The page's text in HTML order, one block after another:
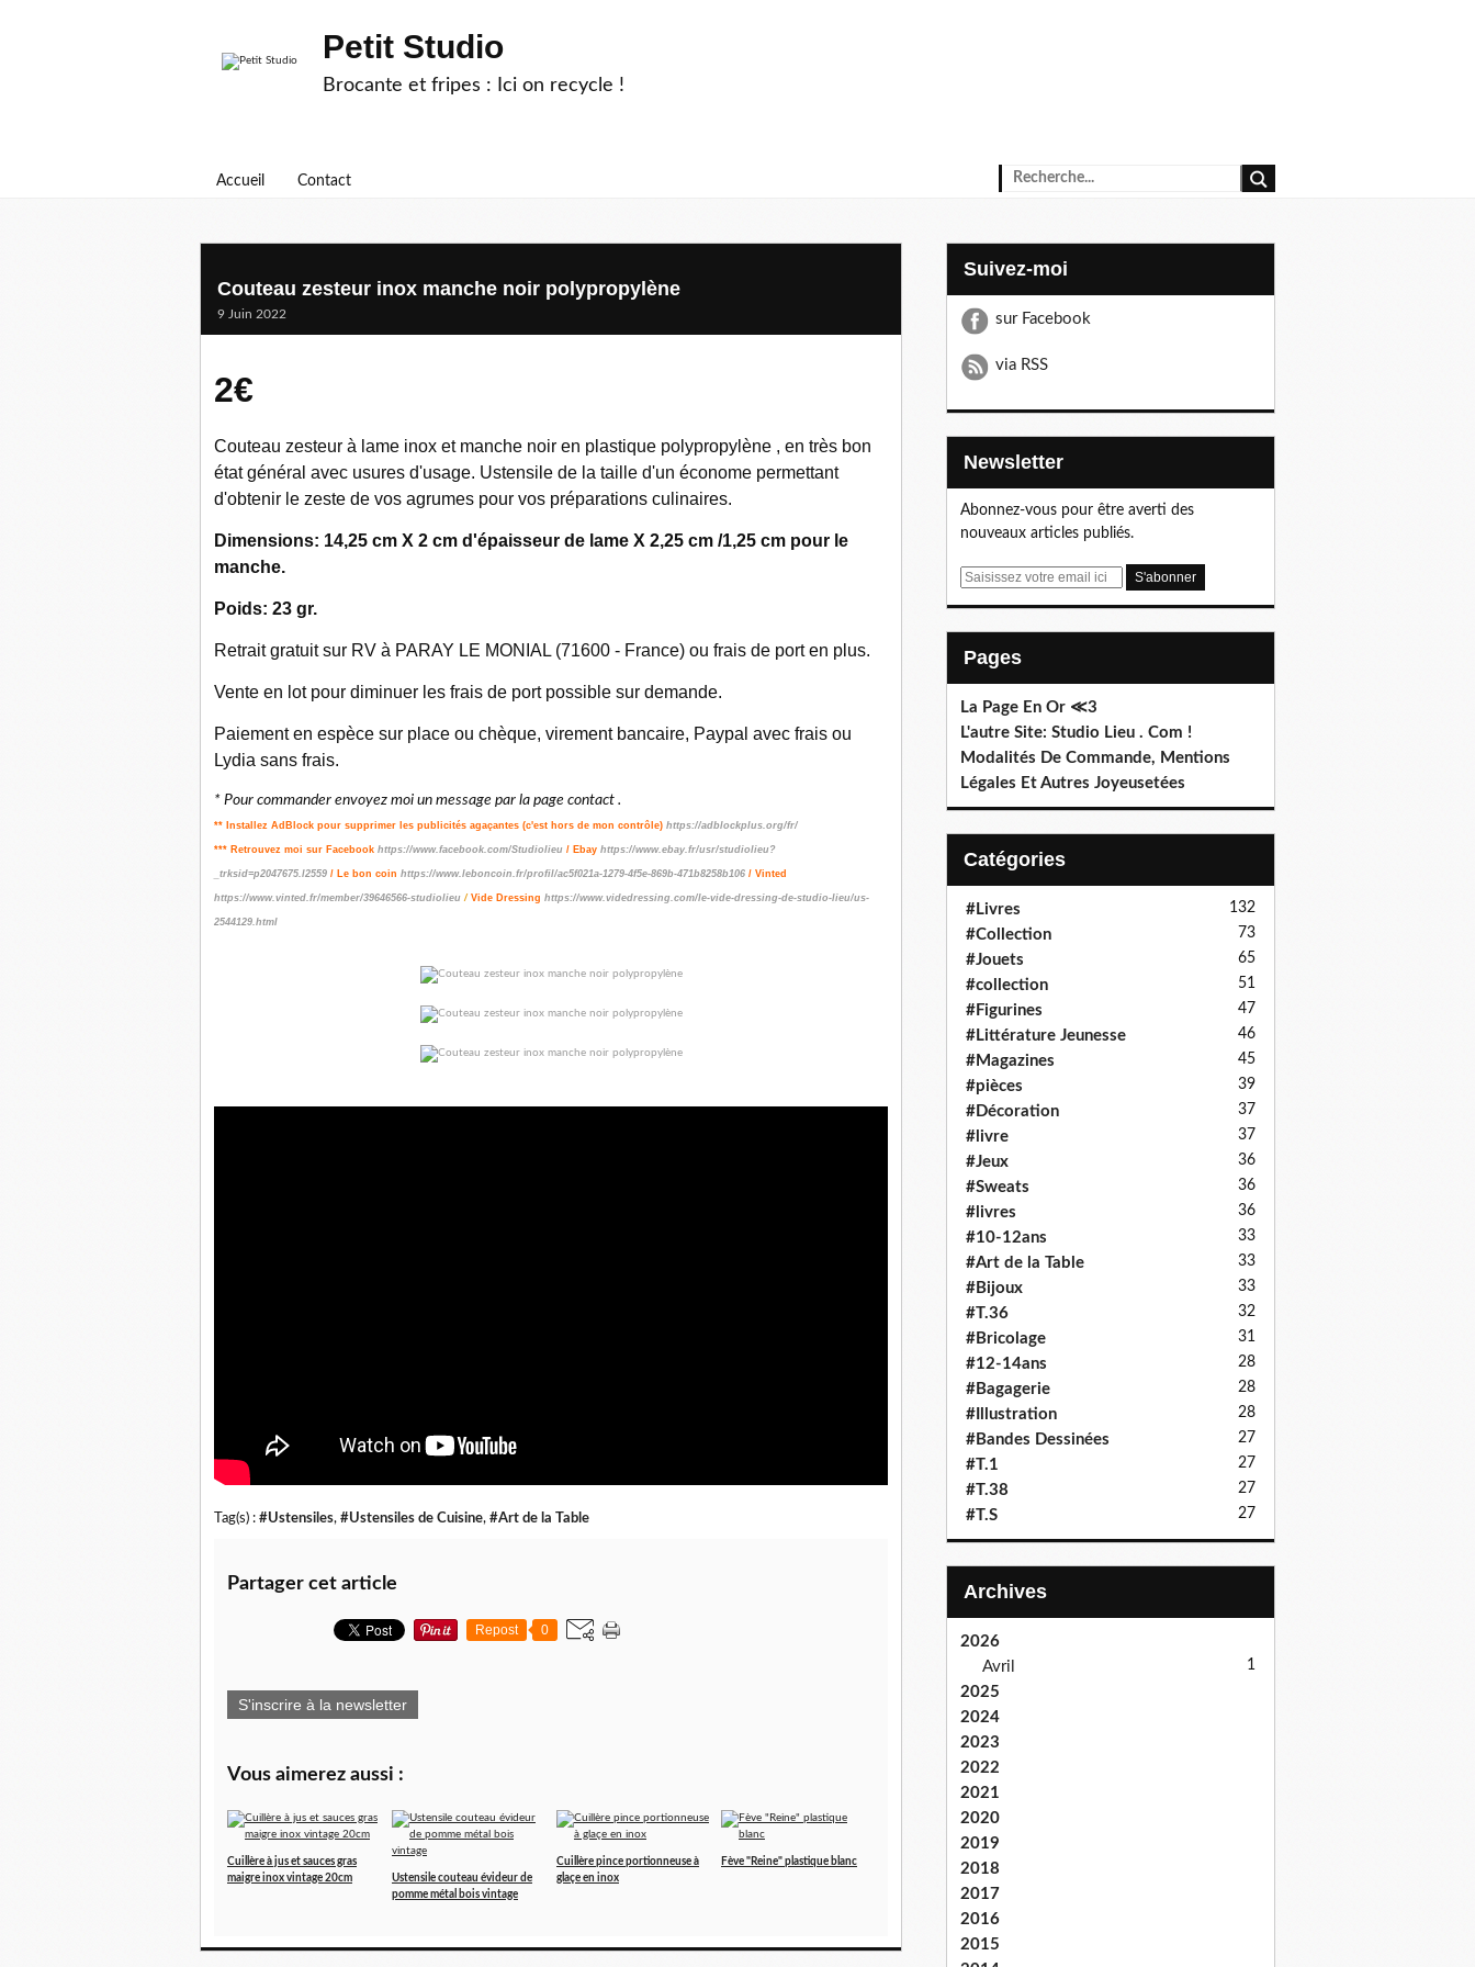
Petit Studio
Brocante et fripes : Ici on recycle !
Accueil Contact
Couteau zesteur inox manche noir polypropylène
9 Juin 2022
2€
Couteau zesteur à lame inox et manche noir en plastique polypropylène , en très bon
état général avec usures d'usage. Ustensile de la taille d'un économe permettant
d'obtenir le zeste de vos agrumes pour vos préparations culinaires.
Dimensions: 14,25 cm X 2 cm d'épaisseur de lame X 2,25 cm /1,25 cm pour le
manche.
Poids: 23 gr.
Retrait gratuit sur RV à PARAY LE MONIAL (71600 - France) ou frais de port en plus.
Vente en lot pour diminuer les frais de port possible sur demande.
Paiement en espèce sur place ou chèque, virement bancaire, Paypal avec frais ou
Lydia sans frais.
* Pour commander envoyez moi un message par la page contact .
** Installez AdBlock pour supprimer les publicités agaçantes (c'est hors de mon contrôle) https://adblockplus.org/fr/
*** Retrouvez moi sur Facebook https://www.facebook.com/Studiolieu / Ebay https://www.ebay.fr/usr/studiolieu?
_trksid=p2047675.l2559 / Le bon coin https://www.leboncoin.fr/profil/ac5f021a-1279-4f5e-869b-471b8258b106 / Vinted
https://www.vinted.fr/member/39646566-studiolieu / Vide Dressing https://www.videdressing.com/le-vide-dressing-de-studio-lieu/us-
2544129.html
Tag(s) : #Ustensiles, #Ustensiles de Cuisine, #Art de la Table
Partager cet article
Repost 0
S'inscrire à la newsletter
Vous aimerez aussi :
Cuillère à jus et sauces gras
maigre inox vintage 20cm
Ustensile couteau évideur de
pomme métal bois vintage
Cuillère pince portionneuse à
glaçe en inox
Fève "Reine" plastique blanc
Suivez-moi
sur Facebook
via RSS
Newsletter
Abonnez-vous pour être averti des
nouveaux articles publiés.
E
Pages
La Page En Or ≪3
L'autre Site: Studio Lieu . Com !
Modalités De Commande, Mentions
Légales Et Autres Joyeusetées
Catégories
#Livres 132
#Collection 73
#Jouets 65
#collection 51
#Figurines 47
#Littérature Jeunesse 46
#Magazines 45
#pièces 39
#Décoration 37
#livre 37
#Jeux 36
#Sweats 36
#livres 36
#10-12ans 33
#Art de la Table 33
#Bijoux 33
#T.36 32
#Bricolage 31
#12-14ans 28
#Bagagerie 28
#Illustration 28
#Bandes Dessinées 27
#T.1 27
#T.38 27
#T.S 27
Archives
2026
Avril
1
2025
2024
2023
2022
2021
2020
2019
2018
2017
2016
2015